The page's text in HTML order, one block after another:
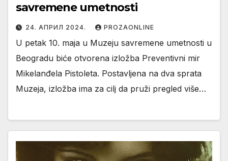
savremene umetnosti
24. АПРИЛ 2024. PROZAONLINE
U petak 10. maja u Muzeju savremene umetnosti u
Beogradu biće otvorena izložba Preventivni mir
Mikelanđela Pistoleta. Postavljena na dva sprata
Muzeja, izložba ima za cilj da pruži pregled više…